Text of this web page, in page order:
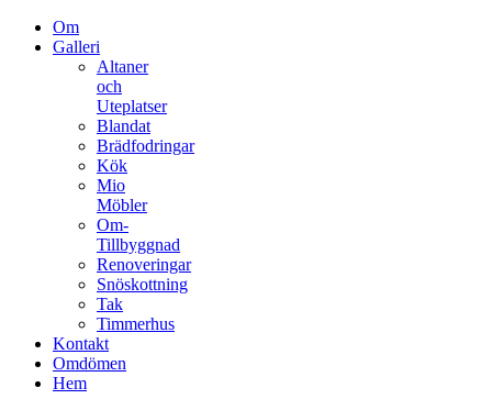
Om
Galleri
Altaner
och
Uteplatser
Blandat
Brädfodringar
Kök
Mio
Möbler
Om-
Tillbyggnad
Renoveringar
Snöskottning
Tak
Timmerhus
Kontakt
Omdömen
Hem